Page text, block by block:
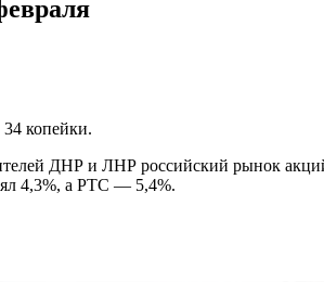
копейки.
ДНР и ЛНР российский рынок
4,3%, а РТС — 5,4%.